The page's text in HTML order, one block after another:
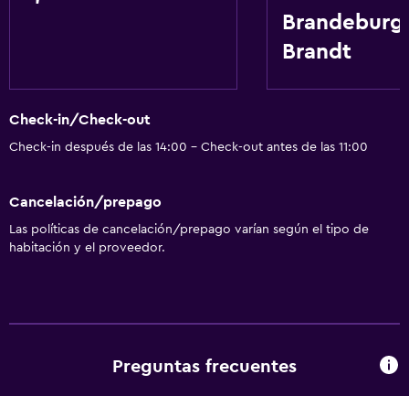
Brandt
Check-in/Check-out
Check-in después de las 14:00 - Check-out antes de las 11:00
Cancelación/prepago
Las políticas de cancelación/prepago varían según el tipo de
habitación y el proveedor.
Preguntas frecuentes